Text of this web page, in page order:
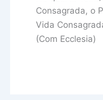
Consagrada, o
Vida
(Com Ecclesia)